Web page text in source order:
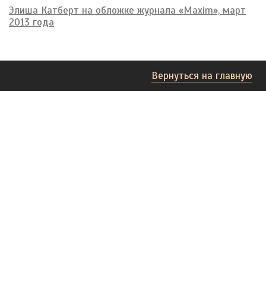
Элиша Катберт на обложке журнала «Maxim», март
2013 года
Вернуться на главную